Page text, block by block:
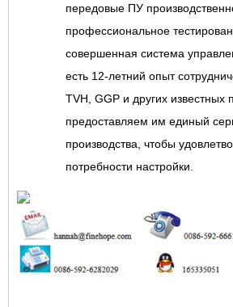
передовые ПУ
профессиональное
совершенная система
есть 12-летний опыт
TVH, GGP и других
предоставляем им единый
производства, чтобы
потребности настройки.